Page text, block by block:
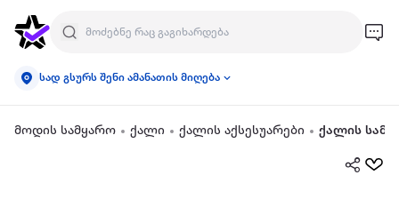
სად გსურს შენი ამანათის მიღება
მოდის სამყარო ქალი ქალის აქსესუარები ქალის